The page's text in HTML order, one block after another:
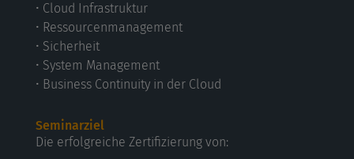
• Cloud Infrastruktur
• Ressourcenmanagement
• Sicherheit
• System Management
• Business Continuity in der Cloud
Seminarziel
Die erfolgreiche Zertifizierung von: